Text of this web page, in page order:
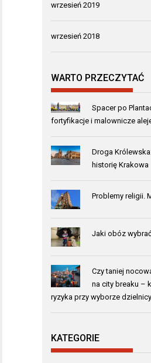
wrzesień 2019
wrzesień 2018
WARTO PRZECZYTAĆ
Spacer po
fortyfikacje i malownicze
Droga
historię Krakowa
Problemy religii.
Jaki obóz
Czy taniej
na city breaku –
ryzyka przy wyborze dzielnicy
KATEGORIE